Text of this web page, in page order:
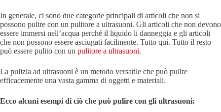
In generale, ci sono due categorie principali di articoli che non si
possono pulire con un pulitore a ultrasuoni. Gli articoli che non devono
essere immersi nell’acqua perché il liquido li danneggia e gli articoli
che non possono essere asciugati facilmente. Tutto qui. Tutto il resto
può essere pulito con un pulitore a ultrasuoni.
La pulizia ad ultrasuoni è un metodo versatile che può pulire
efficacemente una vasta gamma di oggetti e materiali.
Ecco alcuni esempi di ciò che può pulire con gli ultrasuoni: